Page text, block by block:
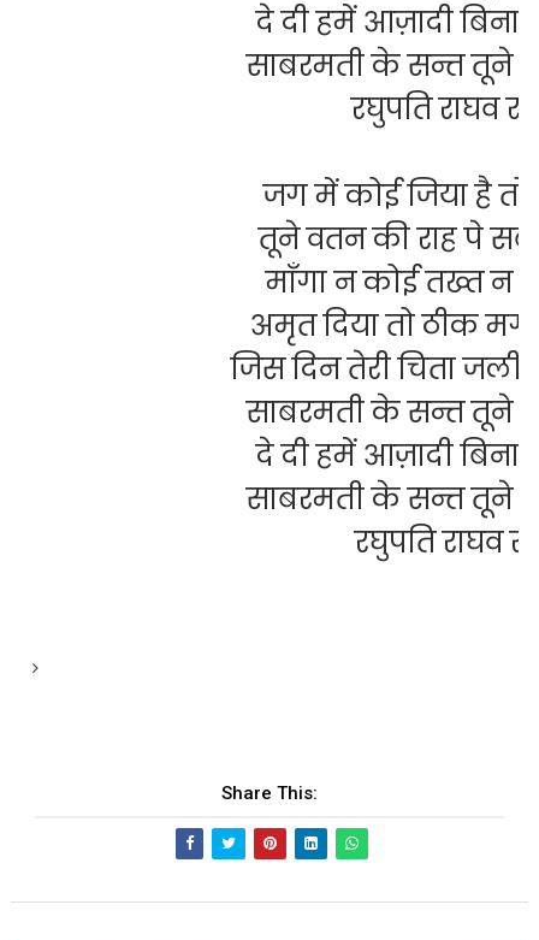
दे दी हमें आज़ादी बिना
साबरमती के सन्त तूने
रघुपति राघव
जग में कोई जिया है तो
तूने वतन की राह पे
माँगा न कोई तख्त न
अमृत दिया तो ठीक
जिस दिन तेरी चिता जली
साबरमती के सन्त तूने
दे दी हमें आज़ादी बिना
साबरमती के सन्त तूने
रघुपति राघव
Share This: